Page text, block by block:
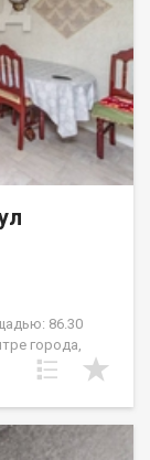
номер
86.30
города,
5 минут
в
слив-
можно
комната,